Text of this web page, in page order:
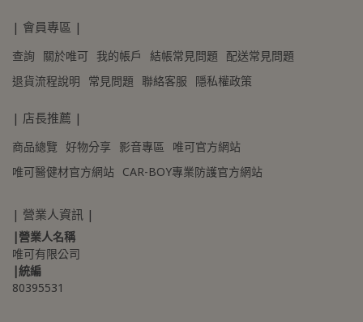
| 會員專區 |
查詢 關於唯可 我的帳戶 結帳常見問題 配送常見問題
退貨流程說明 常見問題 聯絡客服 隱私權政策
| 店長推薦 |
商品總覽 好物分享 影音專區 唯可官方網站
唯可醫健材官方網站 CAR-BOY專業防護官方網站
| 營業人資訊 |
|營業人名稱
唯可有限公司
|統編
80395531